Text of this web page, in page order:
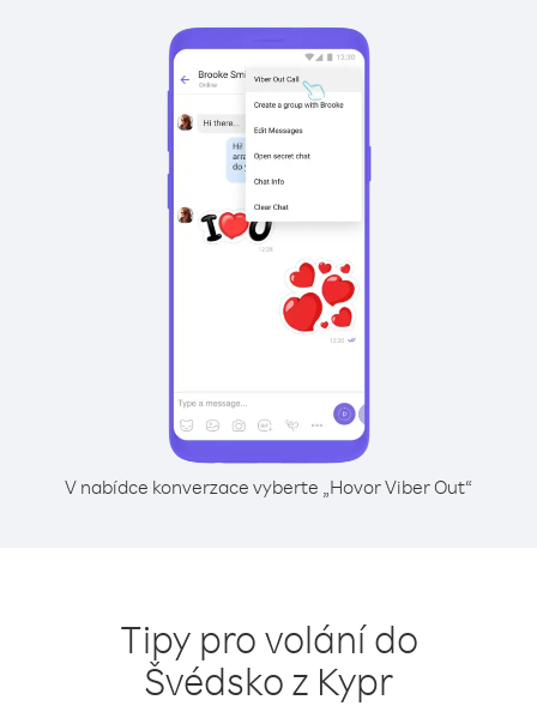
V nabídce konverzace vyberte „Hovor Viber Out“
Tipy pro volání do
Švédsko z Kypr